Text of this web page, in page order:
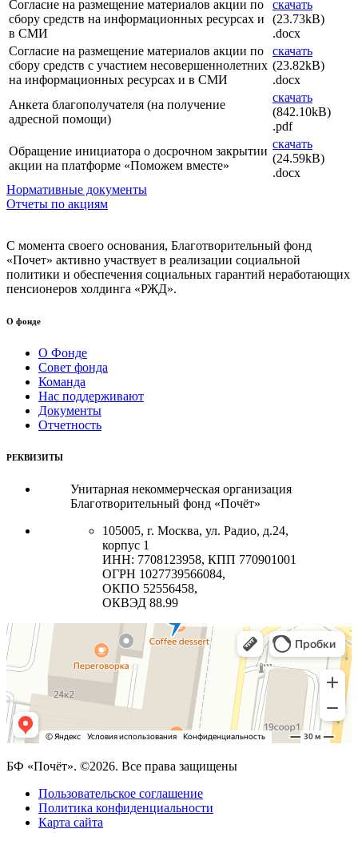
Согласие на размещение материалов акции по
сбору средств на информационных ресурсах и
в СМИ
скачать
(23.73kB)
.docx
Согласие на размещение материалов акции по
сбору средств с участием несовершеннолетних
на информационных ресурсах и в СМИ
скачать
(23.82kB)
.docx
Анкета благополучателя (на получение
адресной помощи)
скачать
(842.10kB)
.pdf
Обращение инициатора о досрочном закрытии
акции на платформе «Поможем вместе»
скачать
(24.59kB)
.docx
Нормативные документы
Отчеты по акциям
С момента своего основания, Благотворительный фонд
«Почет» активно участвует в реализации социальной
политики и обеспечения социальных гарантий неработающих
пенсионеров холдинга «РЖД».
О фонде
О Фонде
Совет фонда
Команда
Нас поддерживают
Документы
Отчетность
РЕКВИЗИТЫ
Унитарная некоммерческая организация
Благотворительный фонд «Почёт»
105005, г. Москва, ул. Радио, д.24,
корпус 1
ИНН: 7708123958, КПП 770901001
ОГРН 1027739566084,
ОКПО 52556458,
ОКВЭД 88.99
БФ «Почёт». ©2026. Все права защищены
Пользовательское соглашение
Политика конфиденциальности
Карта сайта